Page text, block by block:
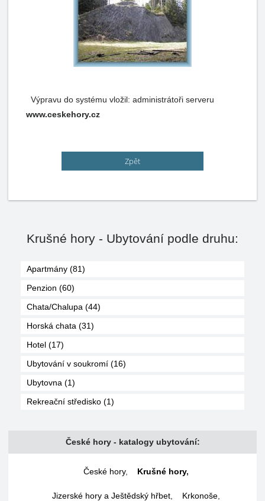
Výpravu do systému vložil: administrátoři serveru
www.ceskehory.cz
Zpět
Krušné hory - Ubytování podle druhu:
Apartmány (81)
Penzion (60)
Chata/Chalupa (44)
Horská chata (31)
Hotel (17)
Ubytování v soukromí (16)
Ubytovna (1)
Rekreační středisko (1)
České hory - katalogy ubytování:
České hory, Krušné hory,
Jizerské hory a Ještědský hřbet Krkonoše